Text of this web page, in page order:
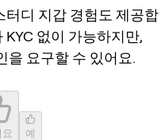
터디 지갑 경험도 제공합
없이 가능하지만,
을 요구할 수 있어요.
예